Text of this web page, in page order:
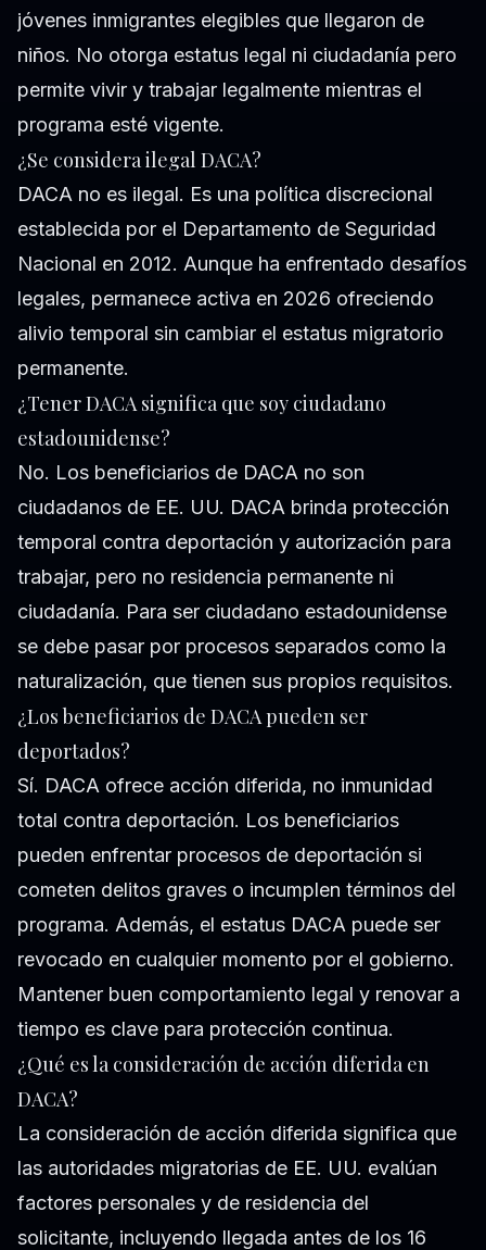
jóvenes inmigrantes elegibles que llegaron de
niños. No otorga estatus legal ni ciudadanía pero
permite vivir y trabajar legalmente mientras el
programa esté vigente.
¿Se considera ilegal DACA?
DACA no es ilegal. Es una política discrecional
establecida por el Departamento de Seguridad
Nacional en 2012. Aunque ha enfrentado desafíos
legales, permanece activa en 2026 ofreciendo
alivio temporal sin cambiar el estatus migratorio
permanente.
¿Tener DACA significa que soy ciudadano
estadounidense?
No. Los beneficiarios de DACA no son
ciudadanos de EE. UU. DACA brinda protección
temporal contra deportación y autorización para
trabajar, pero no residencia permanente ni
ciudadanía. Para ser ciudadano estadounidense
se debe pasar por procesos separados como la
naturalización, que tienen sus propios requisitos.
¿Los beneficiarios de DACA pueden ser
deportados?
Sí. DACA ofrece acción diferida, no inmunidad
total contra deportación. Los beneficiarios
pueden enfrentar procesos de deportación si
cometen delitos graves o incumplen términos del
programa. Además, el estatus DACA puede ser
revocado en cualquier momento por el gobierno.
Mantener buen comportamiento legal y renovar a
tiempo es clave para protección continua.
¿Qué es la consideración de acción diferida en
DACA?
La consideración de acción diferida significa que
las autoridades migratorias de EE. UU. evalúan
factores personales y de residencia del
solicitante, incluyendo llegada antes de los 16